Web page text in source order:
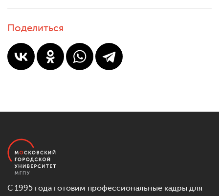
Поделиться
С 1995 года готовим профессиональные кадры для